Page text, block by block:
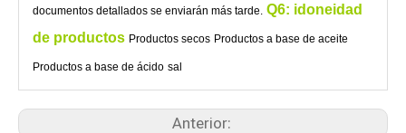
documentos detallados se enviarán más tarde. Q6: idoneidad
de productos Productos secos Productos a base de aceite
Productos a base de ácido sal
Anterior: